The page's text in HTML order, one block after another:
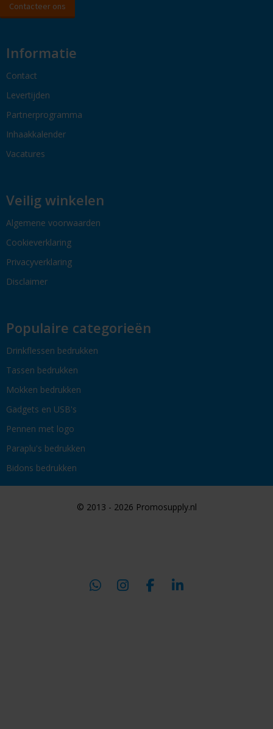
Contacteer ons
Informatie
Contact
Levertijden
Partnerprogramma
Inhaakkalender
Vacatures
Veilig winkelen
Algemene voorwaarden
Cookieverklaring
Privacyverklaring
Disclaimer
Populaire categorieën
Drinkflessen bedrukken
Tassen bedrukken
Mokken bedrukken
Gadgets en USB's
Pennen met logo
Paraplu's bedrukken
Bidons bedrukken
© 2013 - 2026 Promosupply.nl